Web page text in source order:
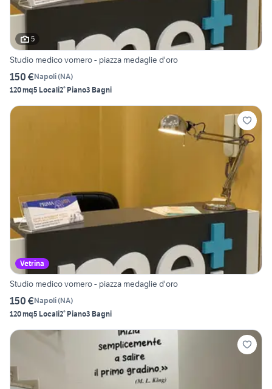
5
Studio medico vomero - piazza medaglie d'oro
150 €Napoli(NA)
120 mq5 Locali2° Piano3 Bagni
Vetrina
Studio medico vomero - piazza medaglie d'oro
150 €Napoli(NA)
120 mq5 Locali2° Piano3 Bagni